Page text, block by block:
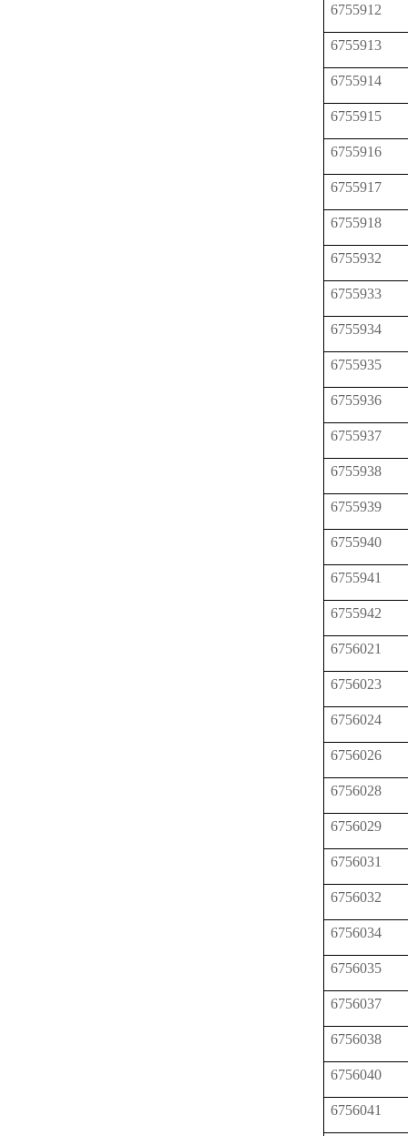
6755912
6755913
6755914
6755915
6755916
6755917
6755918
6755932
6755933
6755934
6755935
6755936
6755937
6755938
6755939
6755940
6755941
6755942
6756021
6756023
6756024
6756026
6756028
6756029
6756031
6756032
6756034
6756035
6756037
6756038
6756040
6756041